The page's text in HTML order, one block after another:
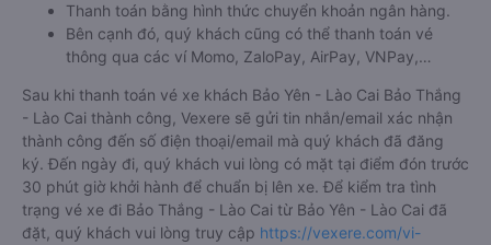
Thanh toán bằng hình thức chuyển khoản ngân hàng.
Bên cạnh đó, quý khách cũng có thể thanh toán vé
thông qua các ví Momo, ZaloPay, AirPay, VNPay,…
Sau khi thanh toán vé xe khách Bảo Yên - Lào Cai Bảo Thắng
- Lào Cai thành công, Vexere sẽ gửi tin nhắn/email xác nhận
thành công đến số điện thoại/email mà quý khách đã đăng
ký. Đến ngày đi, quý khách vui lòng có mặt tại điểm đón trước
30 phút giờ khởi hành để chuẩn bị lên xe. Để kiểm tra tình
trạng vé xe đi Bảo Thắng - Lào Cai từ Bảo Yên - Lào Cai đã
đặt, quý khách vui lòng truy cập https://vexere.com/vi-